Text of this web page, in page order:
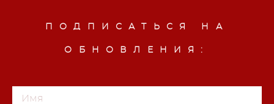
ПОДПИСАТЬСЯ НА
ОБНОВЛЕНИЯ: